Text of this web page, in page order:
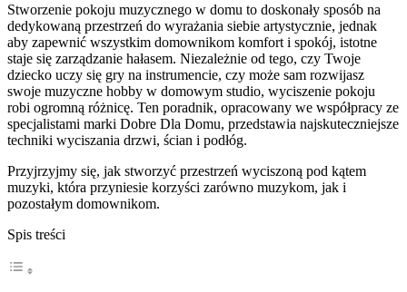
Stworzenie pokoju muzycznego w domu to doskonały sposób na
dedykowaną przestrzeń do wyrażania siebie artystycznie, jednak
aby zapewnić wszystkim domownikom komfort i spokój, istotne
staje się zarządzanie hałasem. Niezależnie od tego, czy Twoje
dziecko uczy się gry na instrumencie, czy może sam rozwijasz
swoje muzyczne hobby w domowym studio, wyciszenie pokoju
robi ogromną różnicę. Ten poradnik, opracowany we współpracy ze
specjalistami marki Dobre Dla Domu, przedstawia najskuteczniejsze
techniki wyciszania drzwi, ścian i podłóg.
Przyjrzyjmy się, jak stworzyć przestrzeń wyciszoną pod kątem
muzyki, która przyniesie korzyści zarówno muzykom, jak i
pozostałym domownikom.
Spis treści